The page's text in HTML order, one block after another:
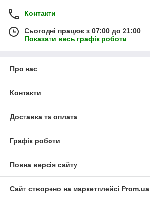
Контакти
Сьогодні працює з 07:00 до 21:00
Показати весь графік роботи
Про нас
Контакти
Доставка та оплата
Графік роботи
Повна версія сайту
Сайт створено на маркетплейсі Prom.ua